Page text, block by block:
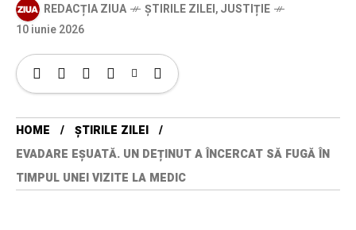
REDACȚIA ZIUA ȘTIRILE ZILEI,JUSTIȚIE
10 iunie 2026
HOME
ȘTIRILE ZILEI
EVADARE EȘUATĂ. UN DEȚINUT A ÎNCERCAT SĂ FUGĂ ÎN
TIMPUL UNEI VIZITE LA MEDIC